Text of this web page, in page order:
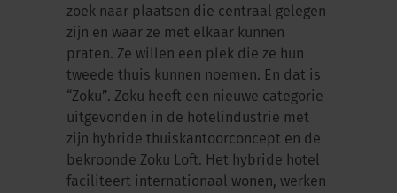
zoek naar plaatsen die centraal gelegen
zijn en waar ze met elkaar kunnen
praten. Ze willen een plek die ze hun
tweede thuis kunnen noemen. En dat is
“Zoku”. Zoku heeft een nieuwe categorie
uitgevonden in de hotelindustrie met
zijn hybride thuiskantoorconcept en de
bekroonde Zoku Loft. Het hybride hotel
faciliteert internationaal wonen, werken